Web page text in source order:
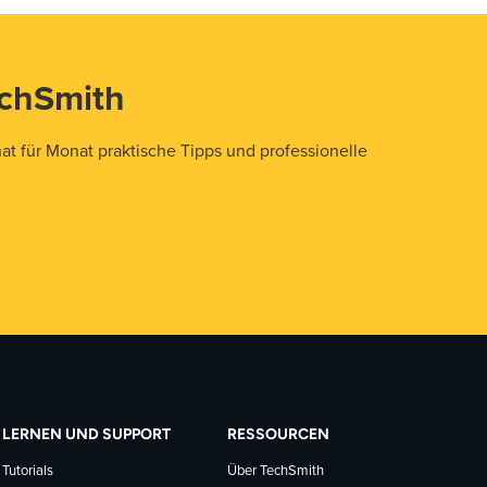
für Monat praktische Tipps und professionelle
LERNEN UND SUPPORT
Tutorials
RESSOURCEN
Über TechSmith